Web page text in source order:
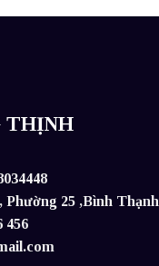
THỊNH
Phường 25 ,Bình Thạnh
456